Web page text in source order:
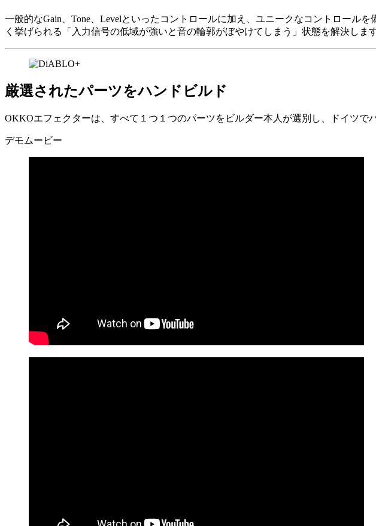
一般的なGain、Tone、Levelといったコントロールに加え、ユニークなコントロール
く挙げられる「入力信号の低域が強いと音の輪郭がぼやけてしまう」状態を解決します
厳選されたパーツをハンドビルド
OKKOエフェクターは、すべて１つ１つのパーツをビルダー本人が選別し、ドイツで
デモムービー